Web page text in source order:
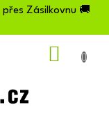
přes Zásilkovnu 🚚